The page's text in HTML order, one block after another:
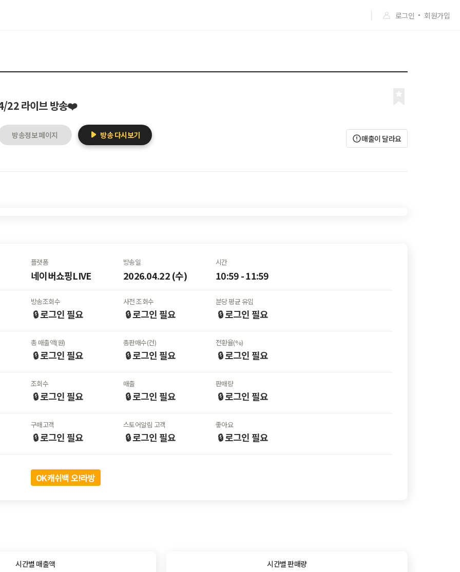
로그인 회원가입
22 라이브 방송❤️
방송정보 페이지 방송 다시보기 매출이 달라요
플랫폼
네이버쇼핑LIVE
방송일
2026.04.22 (수)
시간
10:59 - 11:59
방송조회수
🔒 로그인 필요
사전 조회수
🔒 로그인 필요
분당 평균 유입
🔒 로그인 필요
총 매출액(원)
🔒 로그인 필요
총판매수(건)
🔒 로그인 필요
전환율(%)
🔒 로그인 필요
조회수
🔒 로그인 필요
매출
🔒 로그인 필요
판매량
🔒 로그인 필요
구매고객
🔒 로그인 필요
스토어알림 고객
🔒 로그인 필요
좋아요
🔒 로그인 필요
OK캐쉬백 오!라방
시간별 매출액 시간별 판매량